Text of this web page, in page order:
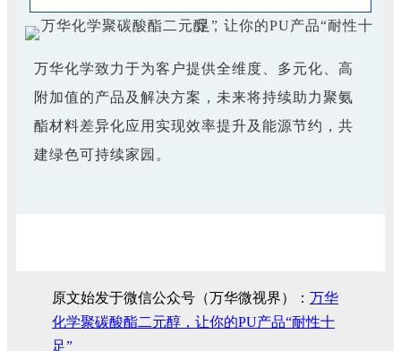
万华化学致力于为客户提供全维度、多元化、高
附加值的产品及解决方案，未来将持续助力聚氨
酯材料差异化应用实现效率提升及能源节约，共
建绿色可持续家园。
原文始发于微信公众号（万华微视界）： 万华
化学聚碳酸酯二元醇，让你的PU产品“耐性十
足”